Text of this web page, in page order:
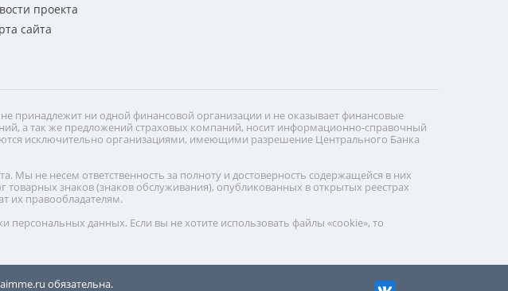
проекта
сайта
принадлежит ни одной финансовой организации и не оказывает финансовые
а так же предложений страховых компаний, носит информационно-справочный
исключительно организациями, имеющими разрешение Центрального Банка
не несем ответственность за полноту и достоверность содержащейся в них
знаков (знаков обслуживания), опубликованных в открытых реестрах
их правообладателям.
данных. Если вы не хотите использовать файлы «cookie», то
обязательна.